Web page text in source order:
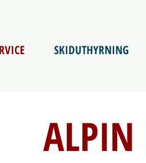
SKIDUTHYRNING
ALPIN